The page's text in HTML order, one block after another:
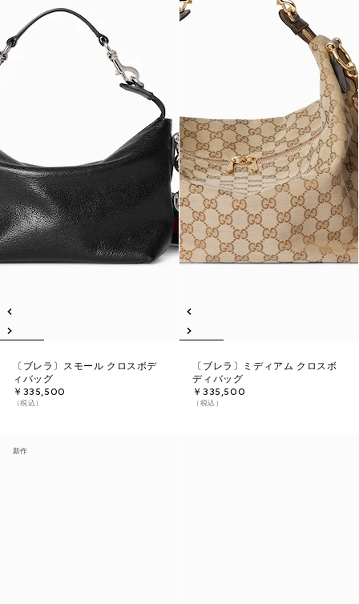
〔ブレラ〕スモール クロスボデ
ィバッグ
￥335,500
（税込）
〔ブレラ〕ミディアム クロスボ
ディバッグ
￥335,500
（税込）
新作